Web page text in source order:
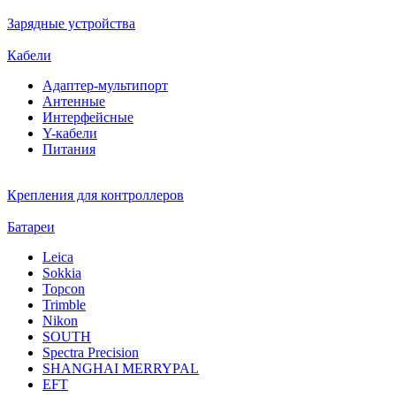
Зарядные устройства
Кабели
Адаптер-мультипорт
Антенные
Интерфейсные
Y-кабели
Питания
Крепления для контроллеров
Батареи
Leica
Sokkia
Topcon
Trimble
Nikon
SOUTH
Spectra Precision
SHANGHAI MERRYPAL
EFT